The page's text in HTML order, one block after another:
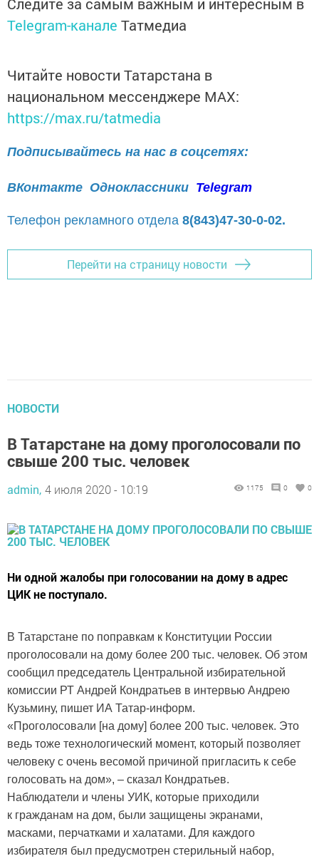
Telegram-канале Татмедиа
Читайте новости Татарстана в
национальном мессенджере MАХ:
https://max.ru/tatmedia
Подписывайтесь на нас в соцсетях:
ВКонтакте Одноклассники Telegram
Телефон рекламного отдела 8(843)47-30-0-02.
Перейти на страницу новости
НОВОСТИ
В Татарстане на дому проголосовали по
свыше 200 тыс. человек
admin, 4 июля 2020 - 10:19 1175 0 0
Ни одной жалобы при голосовании на дому в адрес
ЦИК не поступало.
В Татарстане по поправкам к Конституции России
проголосовали на дому более 200 тыс. человек. Об этом
сообщил председатель Центральной избирательной
комиссии РТ Андрей Кондратьев в интервью Андрею
Кузьмину, пишет ИА Татар-информ.
«Проголосовали [на дому] более 200 тыс. человек. Это
ведь тоже технологический момент, который позволяет
человеку с очень весомой причиной пригласить к себе
голосовать на дом», – сказал Кондратьев.
Наблюдатели и члены УИК, которые приходили
к гражданам на дом, были защищены экранами,
масками, перчатками и халатами. Для каждого
избирателя был предусмотрен стерильный набор,